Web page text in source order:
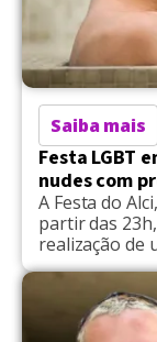
Saiba mais
Festa LGBT
nudes com
A Festa do
partir das
realização de
pode render
Ocorrerá o
São Paulo,
participar, é